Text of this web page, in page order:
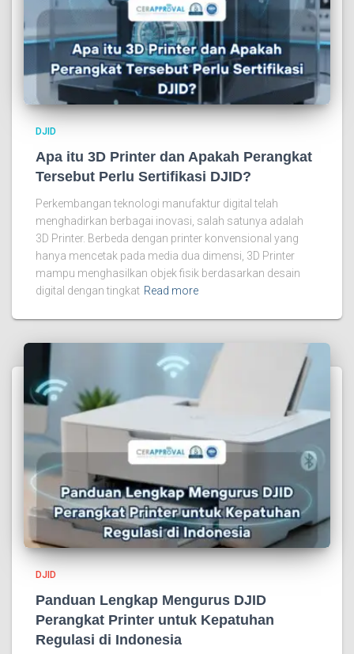
DJID
Apa itu 3D Printer dan Apakah Perangkat
Tersebut Perlu Sertifikasi DJID?
Perkembangan teknologi manufaktur digital telah
menghadirkan berbagai inovasi, salah satunya adalah
3D Printer. Berbeda dengan printer konvensional yang
hanya mencetak pada media dua dimensi, 3D Printer
mampu menghasilkan objek fisik berdasarkan desain
digital dengan tingkat Read more
DJID
Panduan Lengkap Mengurus DJID
Perangkat Printer untuk Kepatuhan
Regulasi di Indonesia